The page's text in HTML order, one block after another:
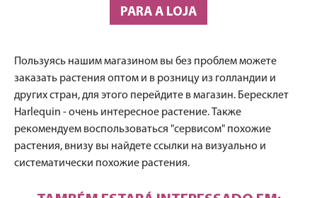
PARA A LOJA
Пользуясь нашим магазином вы без проблем можете
заказать растения оптом и в розницу из голландии и
других стран, для этого перейдите в магазин. Бересклет
Harlequin - очень интересное растение. Также
рекомендуем воспользоваться "сервисом" похожие
растения, внизу вы найдете ссылки на визуально и
систематически похожие растения.